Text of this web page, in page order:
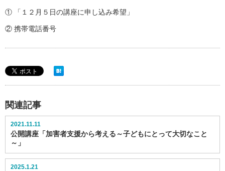
① 「１２月５日の講座に申し込み希望」
② 携帯電話番号
関連記事
2021.11.11
公開講座「加害者支援から考える～子どもにとって大切なこと
～」
2025.1.21